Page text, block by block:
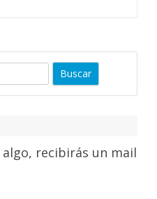
recibirás un mail